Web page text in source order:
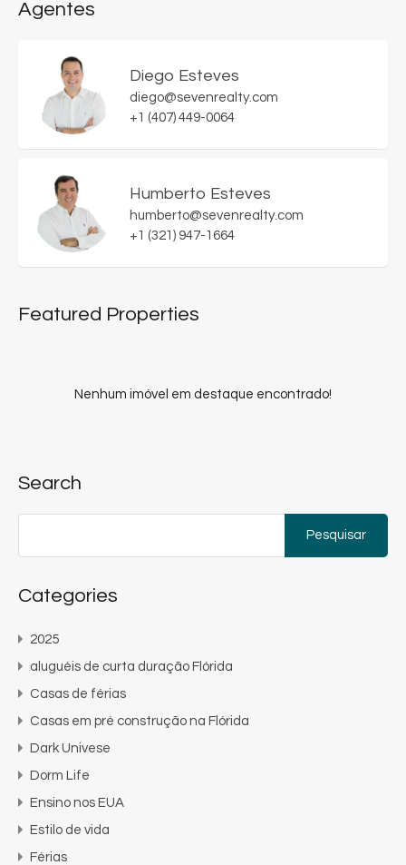
Agentes
Diego Esteves
diego@sevenrealty.com
+1 (407) 449-0064
Humberto Esteves
humberto@sevenrealty.com
+1 (321) 947-1664
Featured Properties
Nenhum imóvel em destaque encontrado!
Search
Categories
2025
aluguéis de curta duração Flórida
Casas de férias
Casas em pré construção na Flórida
Dark Univese
Dorm Life
Ensino nos EUA
Estilo de vida
Férias